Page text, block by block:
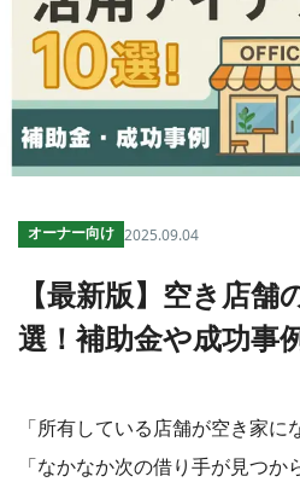
店舗オーナー様へ
いいオフィス（コワーキングス
FCオーナー募集
いい会議室（会議室専用スペー
コワーキング運営DXシステム
トピックス
オーナー向け 2025.09.04
【最新版】空き店
選！補助金や成功事
「所有している店舗が空き家に
「なかなか次の借り手が見つか